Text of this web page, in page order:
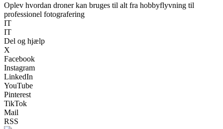
Oplev hvordan droner kan bruges til alt fra hobbyflyvning til
professionel fotografering
IT
IT
Del og hjælp
X
Facebook
Instagram
LinkedIn
YouTube
Pinterest
TikTok
Mail
RSS